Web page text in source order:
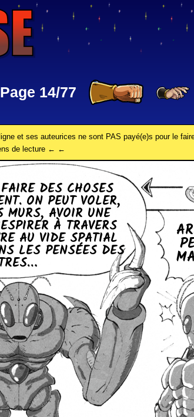
Page 14/77
et ses auteurices ne sont PAS payé(e)s pour le
de lecture ← ←
DES CHOSES
ON PEUT VOLER,
MURS, AVOIR UNE
À TRAVERS
AU VIDE SPATIAL
LES PENSÉES DES